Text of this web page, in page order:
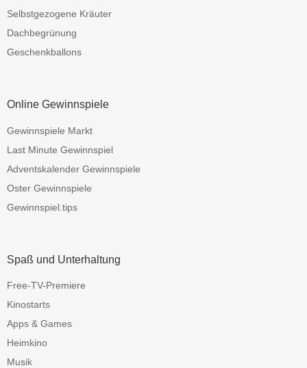
Selbstgezogene Kräuter
Dachbegrünung
Geschenkballons
Online Gewinnspiele
Gewinnspiele Markt
Last Minute Gewinnspiel
Adventskalender Gewinnspiele
Oster Gewinnspiele
Gewinnspiel.tips
Spaß und Unterhaltung
Free-TV-Premiere
Kinostarts
Apps & Games
Heimkino
Musik